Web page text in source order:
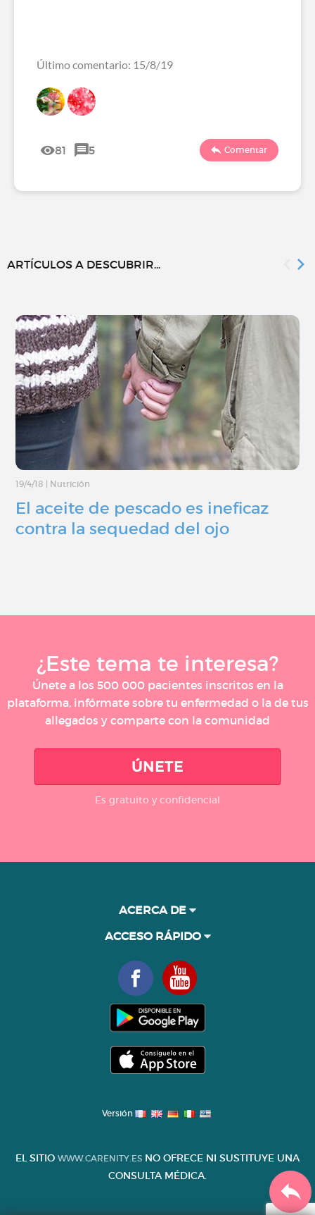
Último comentario: 15/8/19
81 5 Comentar
ARTÍCULOS A DESCUBRIR...
19/4/18 | Nutrición
El aceite de pescado es ineficaz
contra la sequedad del ojo
¿Este tema te interesa?
Únete a los 500 000 pacientes inscritos en la
plataforma, infórmate sobre tu enfermedad o la de tus
allegados y comparte con la comunidad
ÚNETE
Es gratuito y confidencial
ACERCA DE
ACCESO RÁPIDO
Versión
EL SITIO WWW.CARENITY.ES NO OFRECE NI SUSTITUYE UNA
CONSULTA MÉDICA.